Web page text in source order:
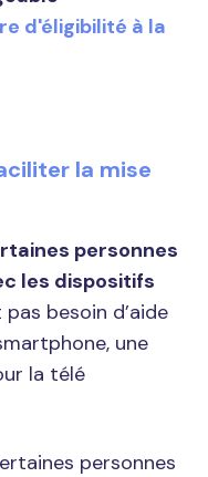
d'éligibilité à la
la mise
personnes
les dispositifs
pas besoin d’aide
une
la télé
personnes